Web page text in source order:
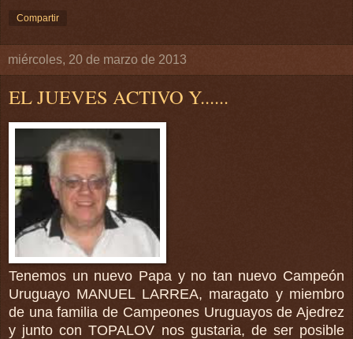
Compartir
miércoles, 20 de marzo de 2013
EL JUEVES ACTIVO Y......
Tenemos un nuevo Papa y no tan nuevo Campeón
Uruguayo MANUEL LARREA, maragato y miembro
de una familia de Campeones Uruguayos de Ajedrez
y junto con TOPALOV nos gustaria, de ser posible